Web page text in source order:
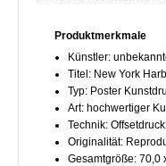
Produktmerkmale
Künstler:
Titel: New York
Typ: Poster
Art: hochwertiger
Technik: Offsetdruck
Originalität:
Gesamtgröße: 70,0